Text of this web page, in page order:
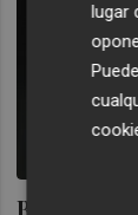
lugar